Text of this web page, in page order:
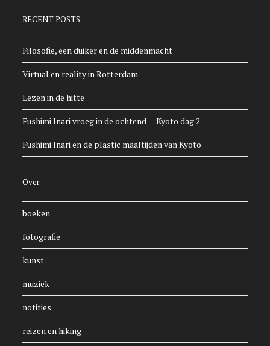
RECENT POSTS
Filosofie, een duiker en de middenmacht
Virtual en reality in Rotterdam
Lezen in de hitte
Fushimi Inari vroeg in de ochtend — Kyoto dag 2
Fushimi Inari en de plastic maaltijden van Kyoto
Over
boeken
fotografie
kunst
muziek
notities
reizen en hiking